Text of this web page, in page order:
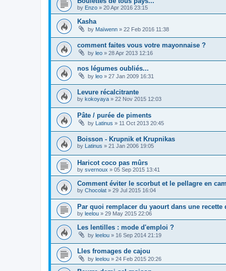
by Enzo » 20 Apr 2016 23:15
Kasha
by Maïwenn » 22 Feb 2016 11:38
comment faites vous votre mayonnaise ?
by leo » 28 Apr 2013 12:16
nos légumes oubliés...
by leo » 27 Jan 2009 16:31
Levure récalcitrante
by kokoyaya » 22 Nov 2015 12:03
Pâte / purée de piments
by Latinus » 11 Oct 2013 20:45
Boisson - Krupnik et Krupnikas
by Latinus » 21 Jan 2006 19:05
Haricot coco pas mûrs
by svernoux » 05 Sep 2015 13:41
Comment éviter le scorbut et le pellagre en
by Chocolat » 29 Jul 2015 16:04
Par quoi remplacer du yaourt dans une recette
by leelou » 29 May 2015 22:06
Les lentilles : mode d'emploi ?
by leelou » 16 Sep 2014 21:19
Lles fromages de cajou
by leelou » 24 Feb 2015 20:26